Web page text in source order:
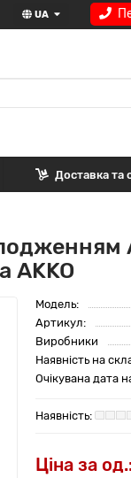
UA
Доставка та
AKKO
Модель:
Артикул:
Виробники
Наявність на
Очікувана дата
Ціна за